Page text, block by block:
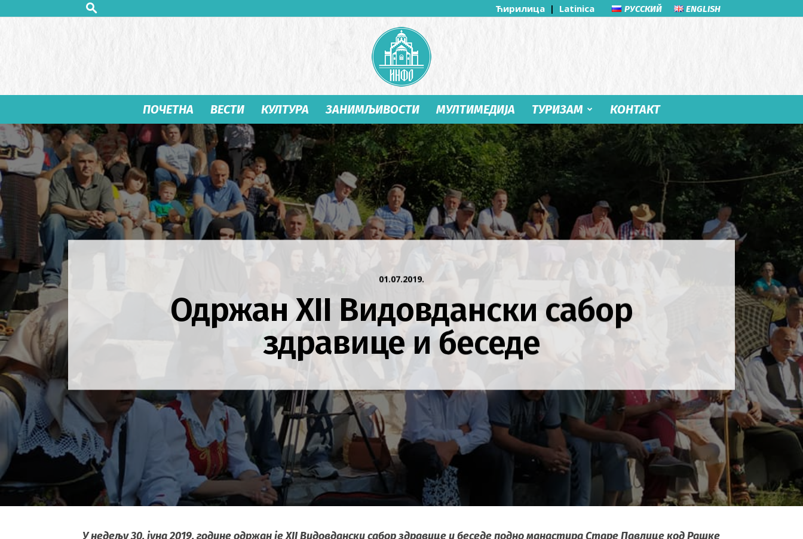
Ћирилица | Latinica РУССКИЙ ENGLISH
Студеница
Инфо
ПОЧЕТНА ВЕСТИ КУЛТУРА ЗАНИМЉИВОСТИ МУЛТИМЕДИЈА ТУРИЗАМ КОНТАКТ
01.07.2019.
Одржан XII Видовдански сабор
здравице и беседе
У недељу 30. јуна 2019. године одржан је XII Видовдански сабор здравице и беседе подно манастира Старе Павлице код Рашке